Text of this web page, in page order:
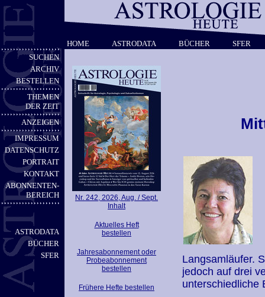
SUCHEN
ARCHIV
BESTELLEN
THEMEN
DER ZEIT
ANZEIGEN
IMPRESSUM
DATENSCHUTZ
PORTRAIT
KONTAKT
ABONNENTEN-
BEREICH
ASTRODATA
BÜCHER
SFER
HOME ASTRODATA BÜCHER SFER
Nr. 242, 2026, Aug. / Sept.
Inhalt
Aktuelles Heft
bestellen
Jahresabonnement oder
Probeabonnement
bestellen
Frühere Hefte bestellen
Langsamläufer.
jedoch auf drei
unterschiedliche